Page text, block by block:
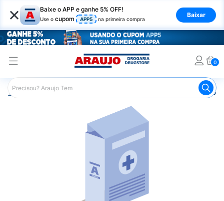
× Baixe o APP e ganhe 5% OFF!
Use o cupom APP5 na primeira compra
Baixar
0
Araujo Medicamentos Remédio para Sistema Nervoso